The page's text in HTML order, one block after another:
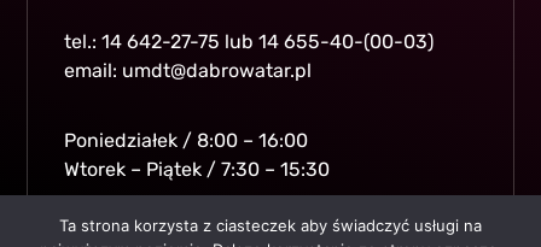
tel.: 14 642-27-75 lub 14 655-40-(00-03)
email: umdt@dabrowatar.pl
Poniedziałek / 8:00 – 16:00
Wtorek – Piątek / 7:30 – 15:30
© All rights reserved.Gmina i Miasto Dabrowa Tarnowska
Ta strona korzysta z ciasteczek aby świadczyć usługi na